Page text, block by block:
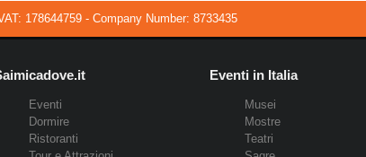
178644759 - Company Number: 8733435
Eventi
Dormire
Ristoranti
Eventi in Italia
Musei
Mostre
Teatri